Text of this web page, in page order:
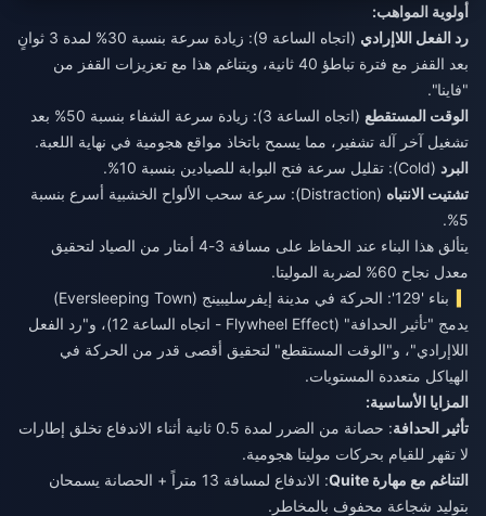
أولوية المواهب:
رد الفعل اللاإرادي
(اتجاه الساعة 9): زيادة سرعة بنسبة 30% لمدة 3 ثوانٍ
بعد القفز مع فترة تباطؤ 40 ثانية، ويتناغم هذا مع تعزيزات القفز من
"فاينا".
الوقت المستقطع
(اتجاه الساعة 3): زيادة سرعة الشفاء بنسبة 50% بعد
تشغيل آخر آلة تشفير، مما يسمح باتخاذ مواقع هجومية في نهاية اللعبة.
البرد (Cold): تقليل سرعة فتح البوابة للصيادين بنسبة 10%.
تشتيت الانتباه
(Distraction): سرعة سحب الألواح الخشبية أسرع بنسبة
5%.
يتألق هذا البناء عند الحفاظ على مسافة 3-4 أمتار من الصياد لتحقيق
معدل نجاح 60% لضربة الموليتا.
بناء '129': الحركة في مدينة إيفرسليبينج (Eversleeping Town)
يدمج "تأثير الحدافة" (Flywheel Effect - اتجاه الساعة 12)، و"رد الفعل
اللاإرادي"، و"الوقت المستقطع" لتحقيق أقصى قدر من الحركة في
الهياكل متعددة المستويات.
المزايا الأساسية:
تأثير الحدافة
: حصانة من الضرر لمدة 0.5 ثانية أثناء الاندفاع تخلق إطارات
لا تقهر للقيام بحركات موليتا هجومية.
التناغم مع مهارة Quite
: الاندفاع لمسافة 13 متراً + الحصانة يسمحان
بتوليد شجاعة محفوف بالمخاطر.